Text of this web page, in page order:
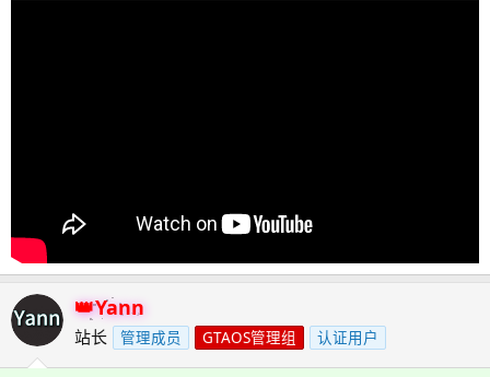
Yann
站长 管理成员 GTAOS管理组 认证用户